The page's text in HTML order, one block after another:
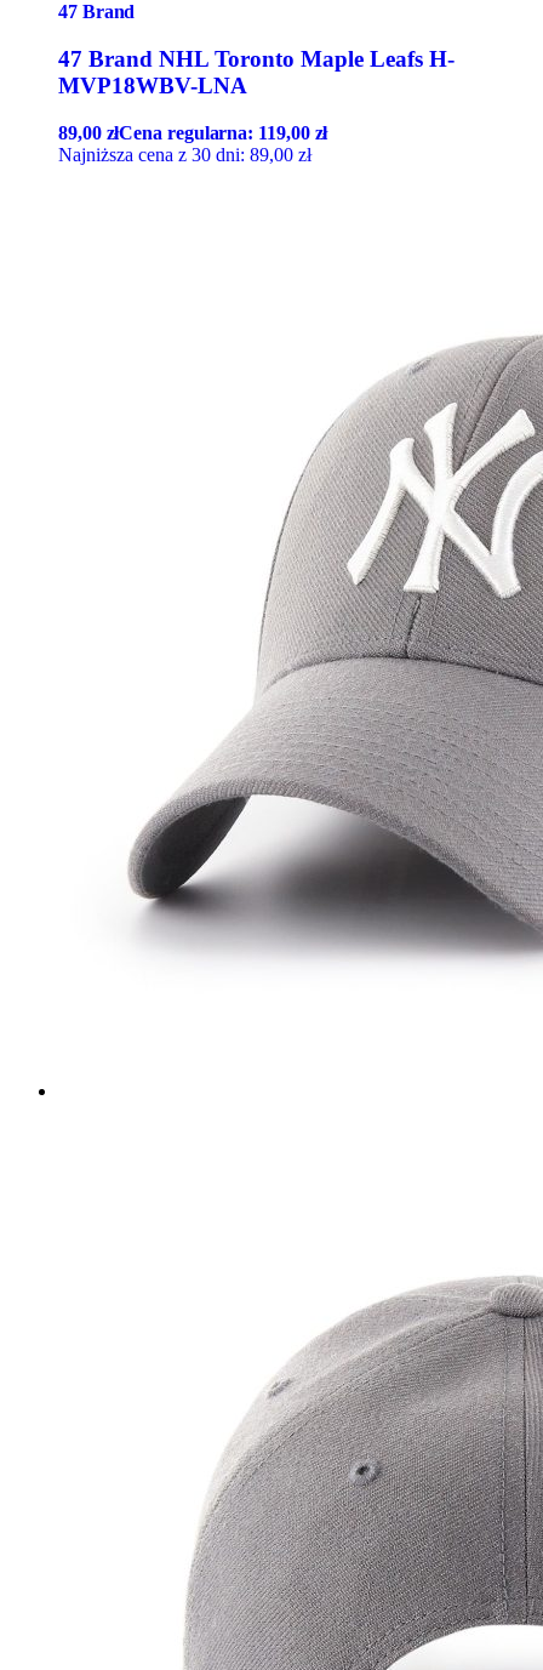
47 Brand
47 Brand NHL Toronto Maple Leafs H-
MVP18WBV-LNA
89,00 złCena regularna: 119,00 zł
Najniższa cena z 30 dni: 89,00 zł